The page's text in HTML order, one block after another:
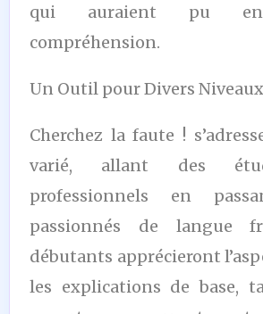
qui auraient pu
compréhension.
Un Outil pour Divers Niveaux
Cherchez la faute !
varié, allant des
professionnels en
passionnés de langue
débutants apprécieront
les explications de base,